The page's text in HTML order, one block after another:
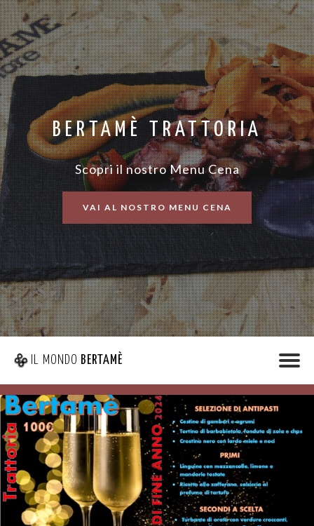
BERTAMÈ TRATTORIA
Scopri il nostro Menu Cena
VAI AL NOSTRO MENU CENA
IL MONDO BERTAMÈ